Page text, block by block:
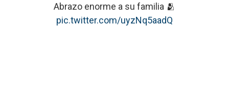
Abrazo enorme a su familia 🫂
pic.twitter.com/uyzNq5aadQ